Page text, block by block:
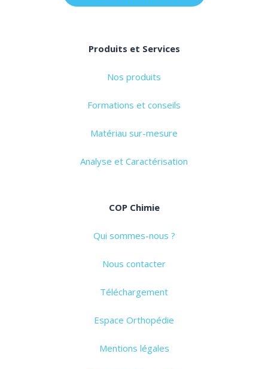
Produits et Services
Nos produits
Formations et conseils
Matériau sur-mesure
Analyse et Caractérisation
COP Chimie
Qui sommes-nous ?
Nous contacter
Téléchargement
Espace Orthopédie
Mentions légales